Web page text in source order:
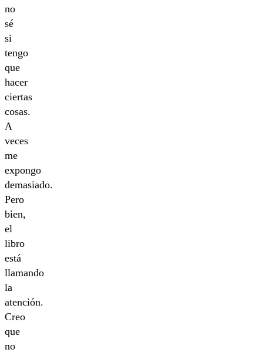
no
sé
si
tengo
que
hacer
ciertas
cosas.
A
veces
me
expongo
demasiado.
Pero
bien,
el
libro
está
llamando
la
atención.
Creo
que
no